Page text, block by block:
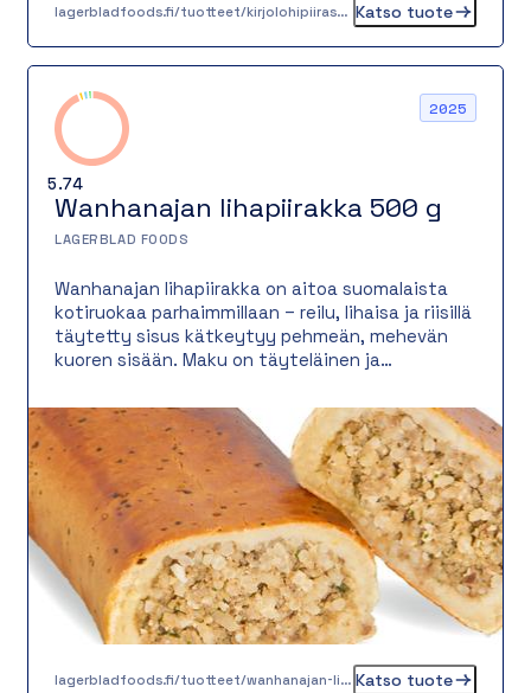
lagerbladfoods.fi/tuotteet/kirjolohipiiras-100-g Katso tuote
5.74
2025
Wanhanajan lihapiirakka 500 g
LAGERBLAD FOODS
Wanhanajan lihapiirakka on aitoa suomalaista
kotiruokaa parhaimmillaan – reilu, lihaisa ja riisillä
täytetty sisus kätkeytyy pehmeän, mehevän
kuoren sisään. Maku on täyteläinen ja
lihapiirakka on täyttävä ja maukas vaihtoehto
niin lounaaksi, iltapalaksi kuin noutopöydän
suolaiseksi tarjottavaksi.
lagerbladfoods.fi/tuotteet/wanhanajan-lihapiirakka-05-kg Katso tuote